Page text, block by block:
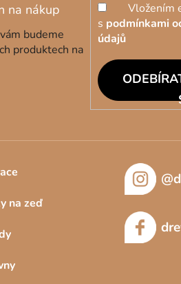
budeme
produktech na
Vložením
s podmínkami
údajů
na zeď